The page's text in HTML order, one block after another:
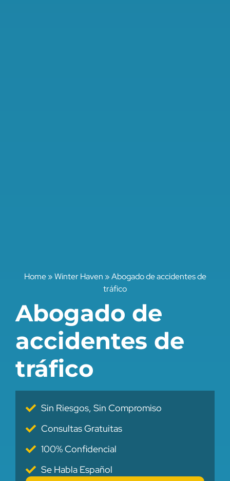
Home»Winter Haven »Abogado de accidentes de
tráfico
Abogado de
accidentes de
tráfico
Sin Riesgos, Sin Compromiso
Consultas Gratuitas
100% Confidencial
Se Habla Español